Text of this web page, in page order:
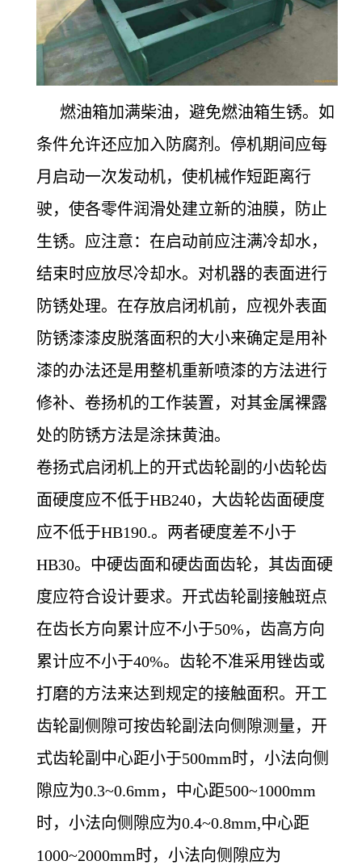
燃油箱加满柴油，避免燃油箱生锈。如
条件允许还应加入防腐剂。停机期间应每
月启动一次发动机，使机械作短距离行
驶，使各零件润滑处建立新的油膜，防止
生锈。应注意：在启动前应注满冷却水，
结束时应放尽冷却水。对机器的表面进行
防锈处理。在存放启闭机前，应视外表面
防锈漆漆皮脱落面积的大小来确定是用补
漆的办法还是用整机重新喷漆的方法进行
修补、卷扬机的工作装置，对其金属裸露
处的防锈方法是涂抹黄油。
卷扬式启闭机上的开式齿轮副的小齿轮齿
面硬度应不低于HB240，大齿轮齿面硬度
应不低于HB190.。两者硬度差不小于
HB30。中硬齿面和硬齿面齿轮，其齿面硬
度应符合设计要求。开式齿轮副接触斑点
在齿长方向累计应不小于50%，齿高方向
累计应不小于40%。齿轮不准采用锉齿或
打磨的方法来达到规定的接触面积。开工
齿轮副侧隙可按齿轮副法向侧隙测量，开
式齿轮副中心距小于500mm时，小法向侧
隙应为0.3~0.6mm，中心距500~1000mm
时，小法向侧隙应为0.4~0.8mm,中心距
1000~2000mm时，小法向侧隙应为